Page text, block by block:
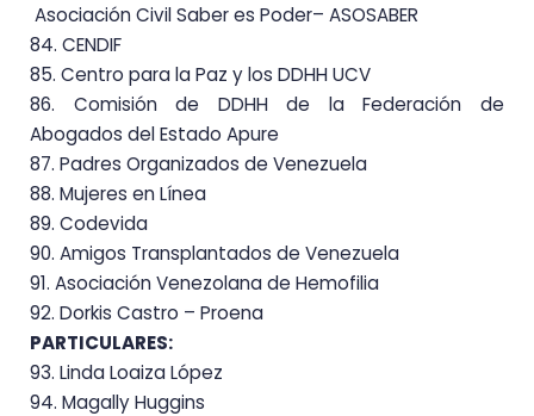
AsociaciónCivil Saberes Poder– ASOSABER
84. CENDIF
85. Centro para la Paz y los DDHH UCV
86. Comisión de DDHH de la Federación de
Abogados del Estado Apure
87. Padres Organizados de Venezuela
88. Mujeres en Línea
89. Codevida
90. Amigos Transplantados de Venezuela
91. Asociación Venezolana de Hemofilia
92. Dorkis Castro – Proena
PARTICULARES:
93. Linda Loaiza López
94. Magally Huggins